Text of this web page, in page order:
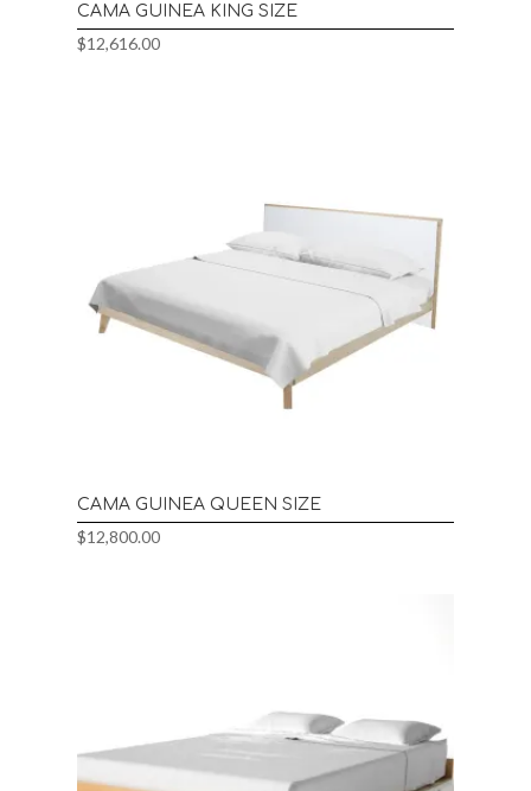
CAMA GUINEA KING SIZE
$12,616.00
CAMA GUINEA QUEEN SIZE
$12,800.00